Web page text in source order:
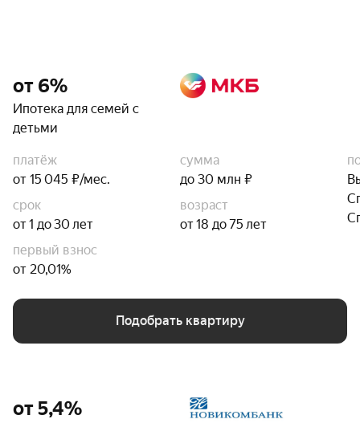
от 6%
Ипотека для семей с
детьми
платёж
от 15 045 ₽/мес.
сумма
до 30 млн ₽
срок
от 1 до 30 лет
возраст
от 18 до 75 лет
первый взнос
от 20,01%
Подобрать квартиру
от 5,4%